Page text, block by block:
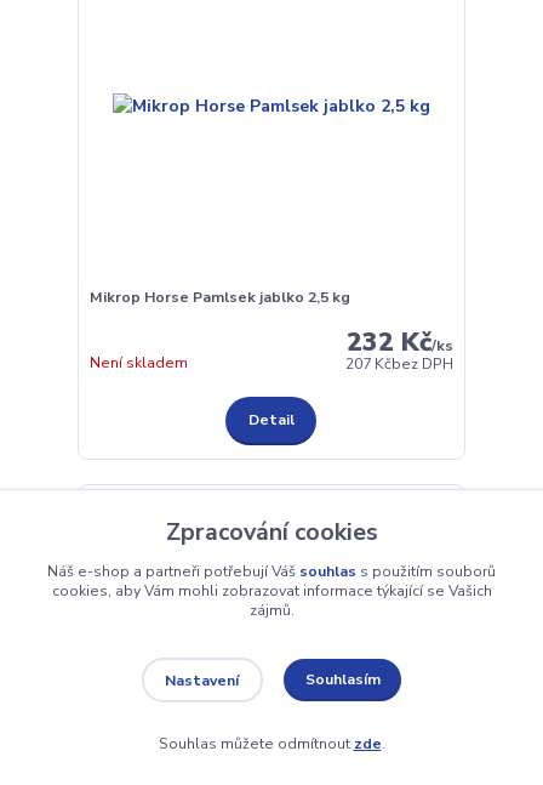
Mikrop Horse Pamlsek jablko 2,5 kg
232 Kč/ks
207 Kčbez DPH
Není skladem
Detail
Zpracování cookies
Náš e-shop a partneři potřebují Váš souhlas s použitím souborů
cookies, aby Vám mohli zobrazovat informace týkající se Vašich
zájmů.
Nastavení Souhlasím
Souhlas můžete odmítnout zde.